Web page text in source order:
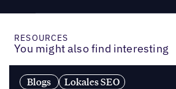
RESOURCES
You might also find interesting
Blogs Lokales SEO